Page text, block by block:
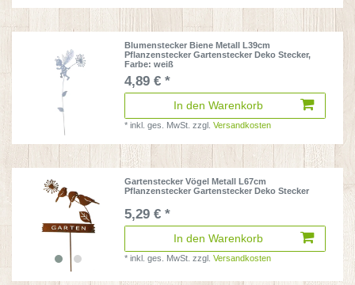
Blumenstecker Biene Metall L39cm
Pflanzenstecker Gartenstecker Deko Stecker,
Farbe: weiß
4,89 € *
In den Warenkorb
*inkl. ges. MwSt. zzgl.Versandkosten
Gartenstecker Vögel Metall L67cm
Pflanzenstecker Gartenstecker Deko Stecker
5,29 € *
In den Warenkorb
*inkl. ges. MwSt. zzgl.Versandkosten